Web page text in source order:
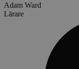
Adam Ward
Lärare